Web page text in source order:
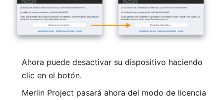
Ahora puede desactivar su dispositivo haciendo
clic en el botón.
Merlin Project pasará ahora del modo de licencia